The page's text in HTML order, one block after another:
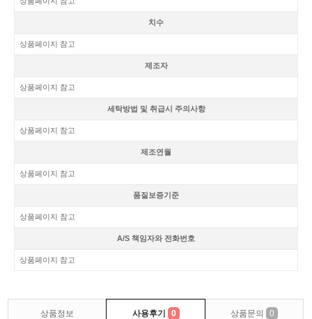
치수
상품페이지 참고
제조자
상품페이지 참고
세탁방법 및 취급시 주의사항
상품페이지 참고
제조연월
상품페이지 참고
품질보증기준
상품페이지 참고
A/S 책임자와 전화번호
상품페이지 참고
상품정보 사용후기 0 상품문의 0